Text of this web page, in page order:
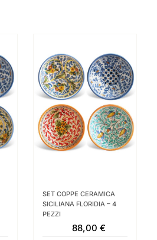
SET COPPE CERAMICA
SICILIANA FLORIDIA – 4
PEZZI
88,00€